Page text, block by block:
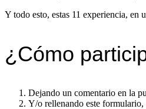
Y todo esto, estas 11 experiencia, en
¿Cómo
Dejando un comentario en la
Y/o rellenando este